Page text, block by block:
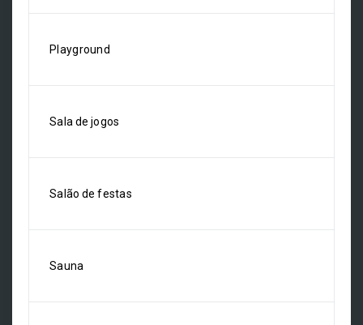
Playground
Sala de jogos
Salão de festas
Sauna